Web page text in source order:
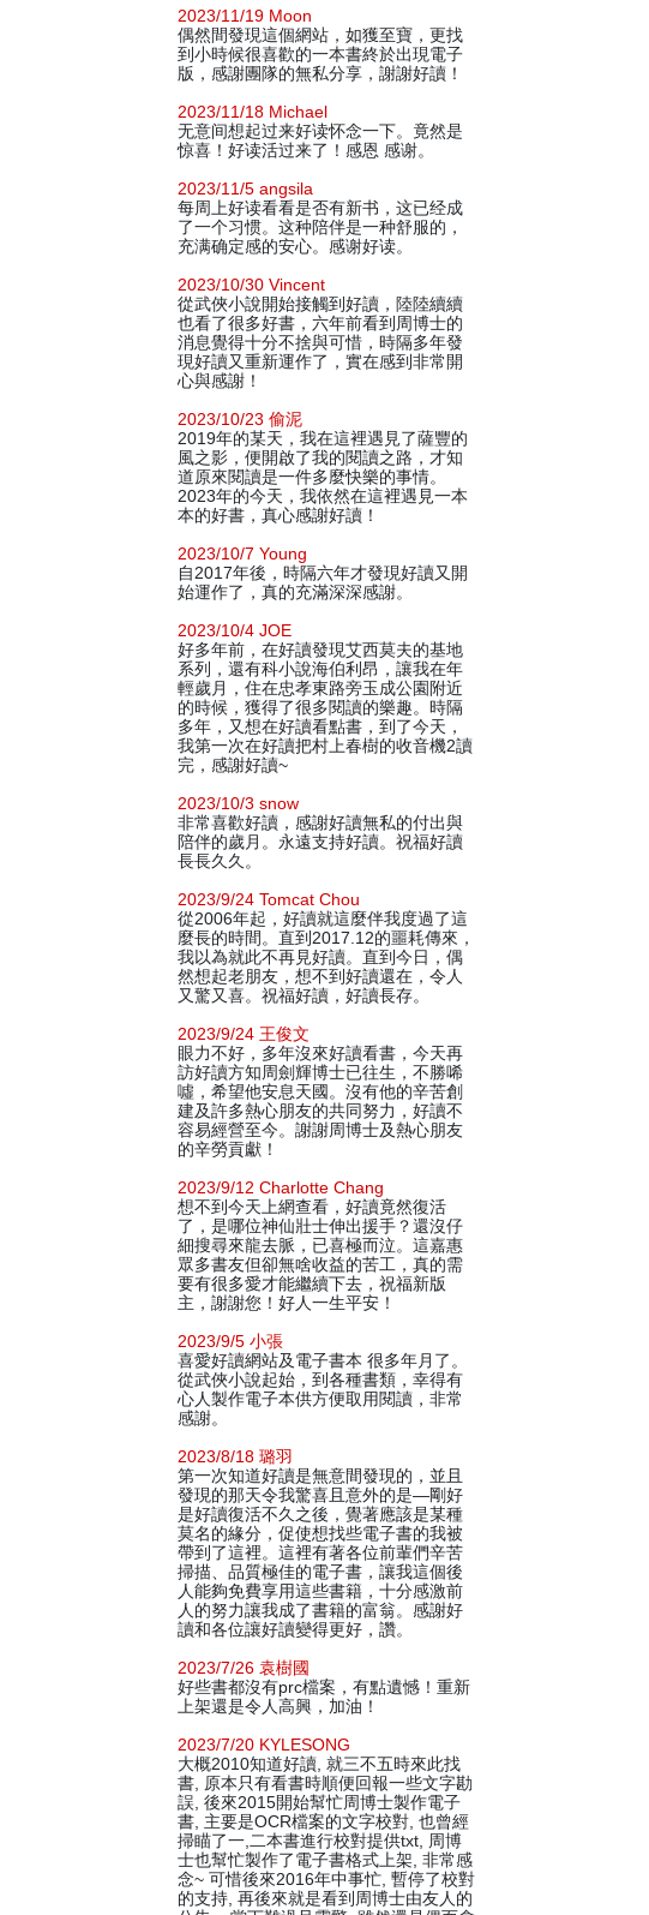
2023/11/19 Moon
偶然間發現這個網站，如獲至寶，更找
到小時候很喜歡的一本書終於出現電子
版，感謝團隊的無私分享，謝謝好讀！
2023/11/18 Michael
无意间想起过来好读怀念一下。竟然是
惊喜！好读活过来了！感恩 感谢。
2023/11/5 angsila
每周上好读看看是否有新书，这已经成
了一个习惯。这种陪伴是一种舒服的，
充满确定感的安心。感谢好读。
2023/10/30 Vincent
從武俠小說開始接觸到好讀，陸陸續續
也看了很多好書，六年前看到周博士的
消息覺得十分不捨與可惜，時隔多年發
現好讀又重新運作了，實在感到非常開
心與感謝！
2023/10/23 偷泥
2019年的某天，我在這裡遇見了薩豐的
風之影，便開啟了我的閱讀之路，才知
道原來閱讀是一件多麼快樂的事情。
2023年的今天，我依然在這裡遇見一本
本的好書，真心感謝好讀！
2023/10/7 Young
自2017年後，時隔六年才發現好讀又開
始運作了，真的充滿深深感謝。
2023/10/4 JOE
好多年前，在好讀發現艾西莫夫的基地
系列，還有科小說海伯利昂，讓我在年
輕歲月，住在忠孝東路旁玉成公園附近
的時候，獲得了很多閱讀的樂趣。時隔
多年，又想在好讀看點書，到了今天，
我第一次在好讀把村上春樹的收音機2讀
完，感謝好讀~
2023/10/3 snow
非常喜歡好讀，感謝好讀無私的付出與
陪伴的歲月。永遠支持好讀。祝福好讀
長長久久。
2023/9/24 Tomcat Chou
從2006年起，好讀就這麼伴我度過了這
麼長的時間。直到2017.12的噩耗傳來，
我以為就此不再見好讀。直到今日，偶
然想起老朋友，想不到好讀還在，令人
又驚又喜。祝福好讀，好讀長存。
2023/9/24 王俊文
眼力不好，多年沒來好讀看書，今天再
訪好讀方知周劍輝博士已往生，不勝唏
噓，希望他安息天國。沒有他的辛苦創
建及許多熱心朋友的共同努力，好讀不
容易經營至今。謝謝周博士及熱心朋友
的辛勞貢獻！
2023/9/12 Charlotte Chang
想不到今天上網查看，好讀竟然復活
了，是哪位神仙壯士伸出援手？還沒仔
細搜尋來龍去脈，已喜極而泣。這嘉惠
眾多書友但卻無啥收益的苦工，真的需
要有很多愛才能繼續下去，祝福新版
主，謝謝您！好人一生平安！
2023/9/5 小張
喜愛好讀網站及電子書本 很多年月了。
從武俠小說起始，到各種書類，幸得有
心人製作電子本供方便取用閱讀，非常
感謝。
2023/8/18 璐羽
第一次知道好讀是無意間發現的，並且
發現的那天令我驚喜且意外的是—剛好
是好讀復活不久之後，覺著應該是某種
莫名的緣分，促使想找些電子書的我被
帶到了這裡。這裡有著各位前輩們辛苦
掃描、品質極佳的電子書，讓我這個後
人能夠免費享用這些書籍，十分感激前
人的努力讓我成了書籍的富翁。感謝好
讀和各位讓好讀變得更好，讚。
2023/7/26 袁樹國
好些書都沒有prc檔案，有點遺憾！重新
上架還是令人高興，加油！
2023/7/20 KYLESONG
大概2010知道好讀, 就三不五時來此找
書, 原本只有看書時順便回報一些文字勘
誤, 後來2015開始幫忙周博士製作電子
書, 主要是OCR檔案的文字校對, 也曾經
掃瞄了一,二本書進行校對提供txt, 周博
士也幫忙製作了電子書格式上架, 非常感
念~ 可惜後來2016年中事忙, 暫停了校對
的支持, 再後來就是看到周博士由友人的